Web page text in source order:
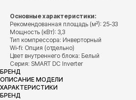
Основные характеристики:
Рекомендованная площадь (м²): 25-33
Мощность (кВт): 3,3
Тип компрессора: Инверторный
Wi-fi: Опция (отдельно)
Цвет внутреннего блока: Белый
Серия: SMART DC Inverter
БРЕНД
ОПИСАНИЕ МОДЕЛИ
ХАРАКТЕРИСТИКИ
БРЕНД